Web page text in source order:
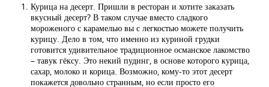
Курица на десерт. Пришли в ресторан и хотите заказать
вкусный десерт? В таком случае вместо сладкого
мороженого с карамелью вы с легкостью можете получить
курицу. Дело в том, что именно из куриной грудки
готовится удивительное традиционное османское лакомство
– тавук гёксу. Это некий пудинг, в основе которого курица,
сахар, молоко и корица. Возможно, кому-то этот десерт
покажется довольно странным, но если просто его